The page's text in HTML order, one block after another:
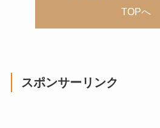
TOPへ
スポンサーリンク